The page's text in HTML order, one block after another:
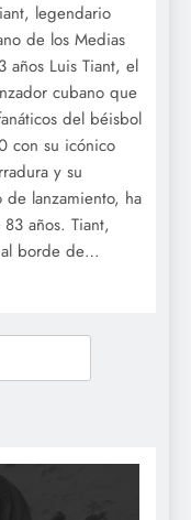
legendario
de los Medias
años Luis Tiant, el
cubano que
del béisbol
con su icónico
y su
de lanzamiento, ha
años. Tiant,
borde de…